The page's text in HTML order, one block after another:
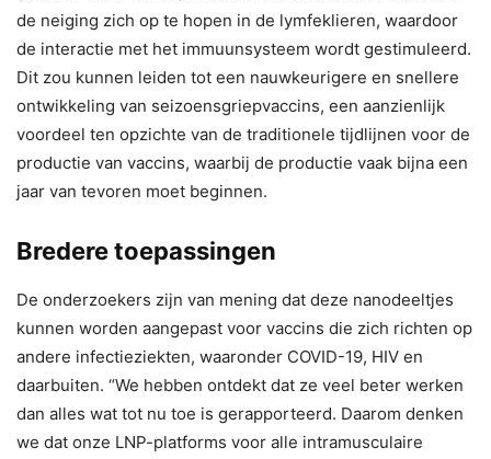
de neiging zich op te hopen in de lymfeklieren, waardoor
de interactie met het immuunsysteem wordt gestimuleerd.
Dit zou kunnen leiden tot een nauwkeurigere en snellere
ontwikkeling van seizoensgriepvaccins, een aanzienlijk
voordeel ten opzichte van de traditionele tijdlijnen voor de
productie van vaccins, waarbij de productie vaak bijna een
jaar van tevoren moet beginnen.
Bredere toepassingen
De onderzoekers zijn van mening dat deze nanodeeltjes
kunnen worden aangepast voor vaccins die zich richten op
andere infectieziekten, waaronder COVID-19, HIV en
daarbuiten. “We hebben ontdekt dat ze veel beter werken
dan alles wat tot nu toe is gerapporteerd. Daarom denken
we dat onze LNP-platforms voor alle intramusculaire